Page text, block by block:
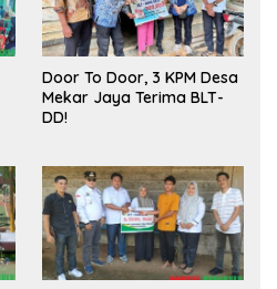
Door To Door, 3 KPM Desa
Mekar Jaya Terima BLT-
DD!